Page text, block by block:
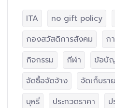
ITA no gift policy
กองสวัสดิการสังคม
ก
กิจกรรม
กีฬา ข้อบั
จัดซื้อจัดจ้าง
จัดเก็บรา
บุหรี่
ประกวดราคา
ป